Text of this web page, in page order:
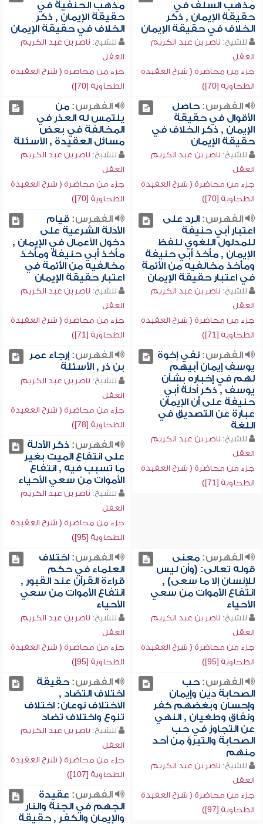
مذهب السلف في
حقيقة الإيمان , ذكر
الخلاف في حقيقة الإيمان
للشيخ: ناصر بن عبد الكريم
العقل
جزء من محاضرة ( شرح العقيدة
الطحاوية [70])
مذهب الحنفية في
حقيقة الإيمان , ذكر
الخلاف في حقيقة الإيمان
للشيخ: ناصر بن عبد الكريم
العقل
جزء من محاضرة ( شرح العقيدة
الطحاوية [70])
الفهرس:حاصل
الأقوال في حقيقة
الإيمان , ذكر الخلاف في
حقيقة الإيمان
للشيخ: ناصر بن عبد الكريم
العقل
جزء من محاضرة ( شرح العقيدة
الطحاوية [70])
الفهرس:من
يلتمس له العذر في
المخالفة في بعض
مسائل العقيدة , الأسئلة
للشيخ: ناصر بن عبد الكريم
العقل
جزء من محاضرة ( شرح العقيدة
الطحاوية [70])
الفهرس:الرد على
اعتبار أبي حنيفة
للمدلول اللغوي للفظ
الإيمان , مأخذ أبي حنيفة
ومأخذ مخالفيه من الأئمة
في اعتبار حقيقة الإيمان
للشيخ: ناصر بن عبد الكريم
العقل
جزء من محاضرة ( شرح العقيدة
الطحاوية [71])
الفهرس:قيام
الأدلة الشرعية على
دخول الأعمال في الإيمان ,
مأخذ أبي حنيفة ومأخذ
مخالفيه من الأئمة في
اعتبار حقيقة الإيمان
للشيخ: ناصر بن عبد الكريم
العقل
جزء من محاضرة ( شرح العقيدة
الطحاوية [71])
الفهرس:نفي إخوة
يوسف إيمان أبيهم
لهم في إخباره بشأن
يوسف , ذكر أدلة أبي
حنيفة على أن الإيمان
عبارة عن التصديق في
اللغة
للشيخ: ناصر بن عبد الكريم
العقل
جزء من محاضرة ( شرح العقيدة
الطحاوية [71])
الفهرس:إرجاء عمر
بن ذر , الأسئلة
للشيخ: ناصر بن عبد الكريم
العقل
جزء من محاضرة ( شرح العقيدة
الطحاوية [78])
الفهرس: ذكر الأدلة
على انتفاع الميت بغير
ما تسبب فيه , انتفاع
الأموات من سعي الأحياء
للشيخ: ناصر بن عبد الكريم
العقل
جزء من محاضرة ( شرح العقيدة
الطحاوية [95])
الفهرس:معنى
قوله تعالى: (وأن ليس
للإنسان إلا ما سعى) ,
انتفاع الأموات من سعي
الأحياء
للشيخ: ناصر بن عبد الكريم
العقل
جزء من محاضرة ( شرح العقيدة
الطحاوية [95])
الفهرس:اختلاف
العلماء في حكم
قراءة القرآن عند القبور ,
انتفاع الأموات من سعي
الأحياء
للشيخ: ناصر بن عبد الكريم
العقل
جزء من محاضرة ( شرح العقيدة
الطحاوية [95])
الفهرس:حب
الصحابة دين وإيمان
وإحسان وبغضهم كفر
ونفاق وطغيان , النهي
عن التجاوز في حب
الصحابة والتبرؤ من أحد
منهم
للشيخ: ناصر بن عبد الكريم
العقل
جزء من محاضرة ( شرح العقيدة
الطحاوية [97])
الفهرس:حقيقة
اختلاف التضاد ,
الاختلاف نوعان: اختلاف
تنوع واختلاف تضاد
للشيخ: ناصر بن عبد الكريم
العقل
جزء من محاضرة ( شرح العقيدة
الطحاوية [107])
الفهرس: عقيدة
الجهم في الجنة والنار
والإيمان والكفر , حقيقة